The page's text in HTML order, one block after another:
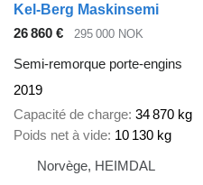
Kel-Berg Maskinsemi
26 860 €
295 000 NOK
Semi-remorque porte-engins
2019
Capacité de charge 34 870 kg
Poids net à vide 10 130 kg
Norvège, HEIMDAL